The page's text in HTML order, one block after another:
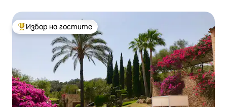
Най-популярен избор на гостите
Избор на гостите